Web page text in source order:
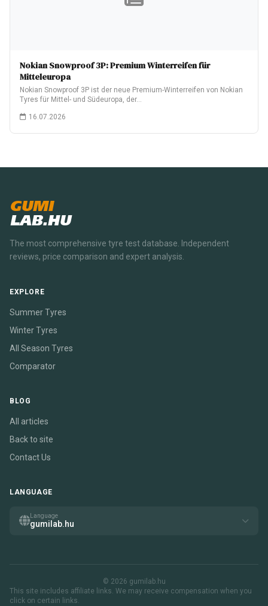
Nokian Snowproof 3P: Premium Winterreifen für
Mitteleuropa
Nokian Snowproof 3P ist der neue Premium-Winterreifen von Nokian
Tyres für Mittel- und Südeuropa, der…
16.07.2026
GUMI
LAB.HU
The most comprehensive tyre test database. Independent
reviews, price comparison and expert analysis.
EXPLORE
Summer Tyres
Winter Tyres
All Season Tyres
Comparator
BLOG
All articles
Back to site
Contact Us
LANGUAGE
Language
gumilab.hu
© 2026 gumilab.hu
This site includes affiliate links. We may receive compensation when you
click on certain links.